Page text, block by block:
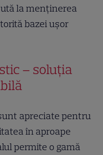
la menținerea
bazei ușor
– soluția
apreciate pentru
în aproape
permite o gamă